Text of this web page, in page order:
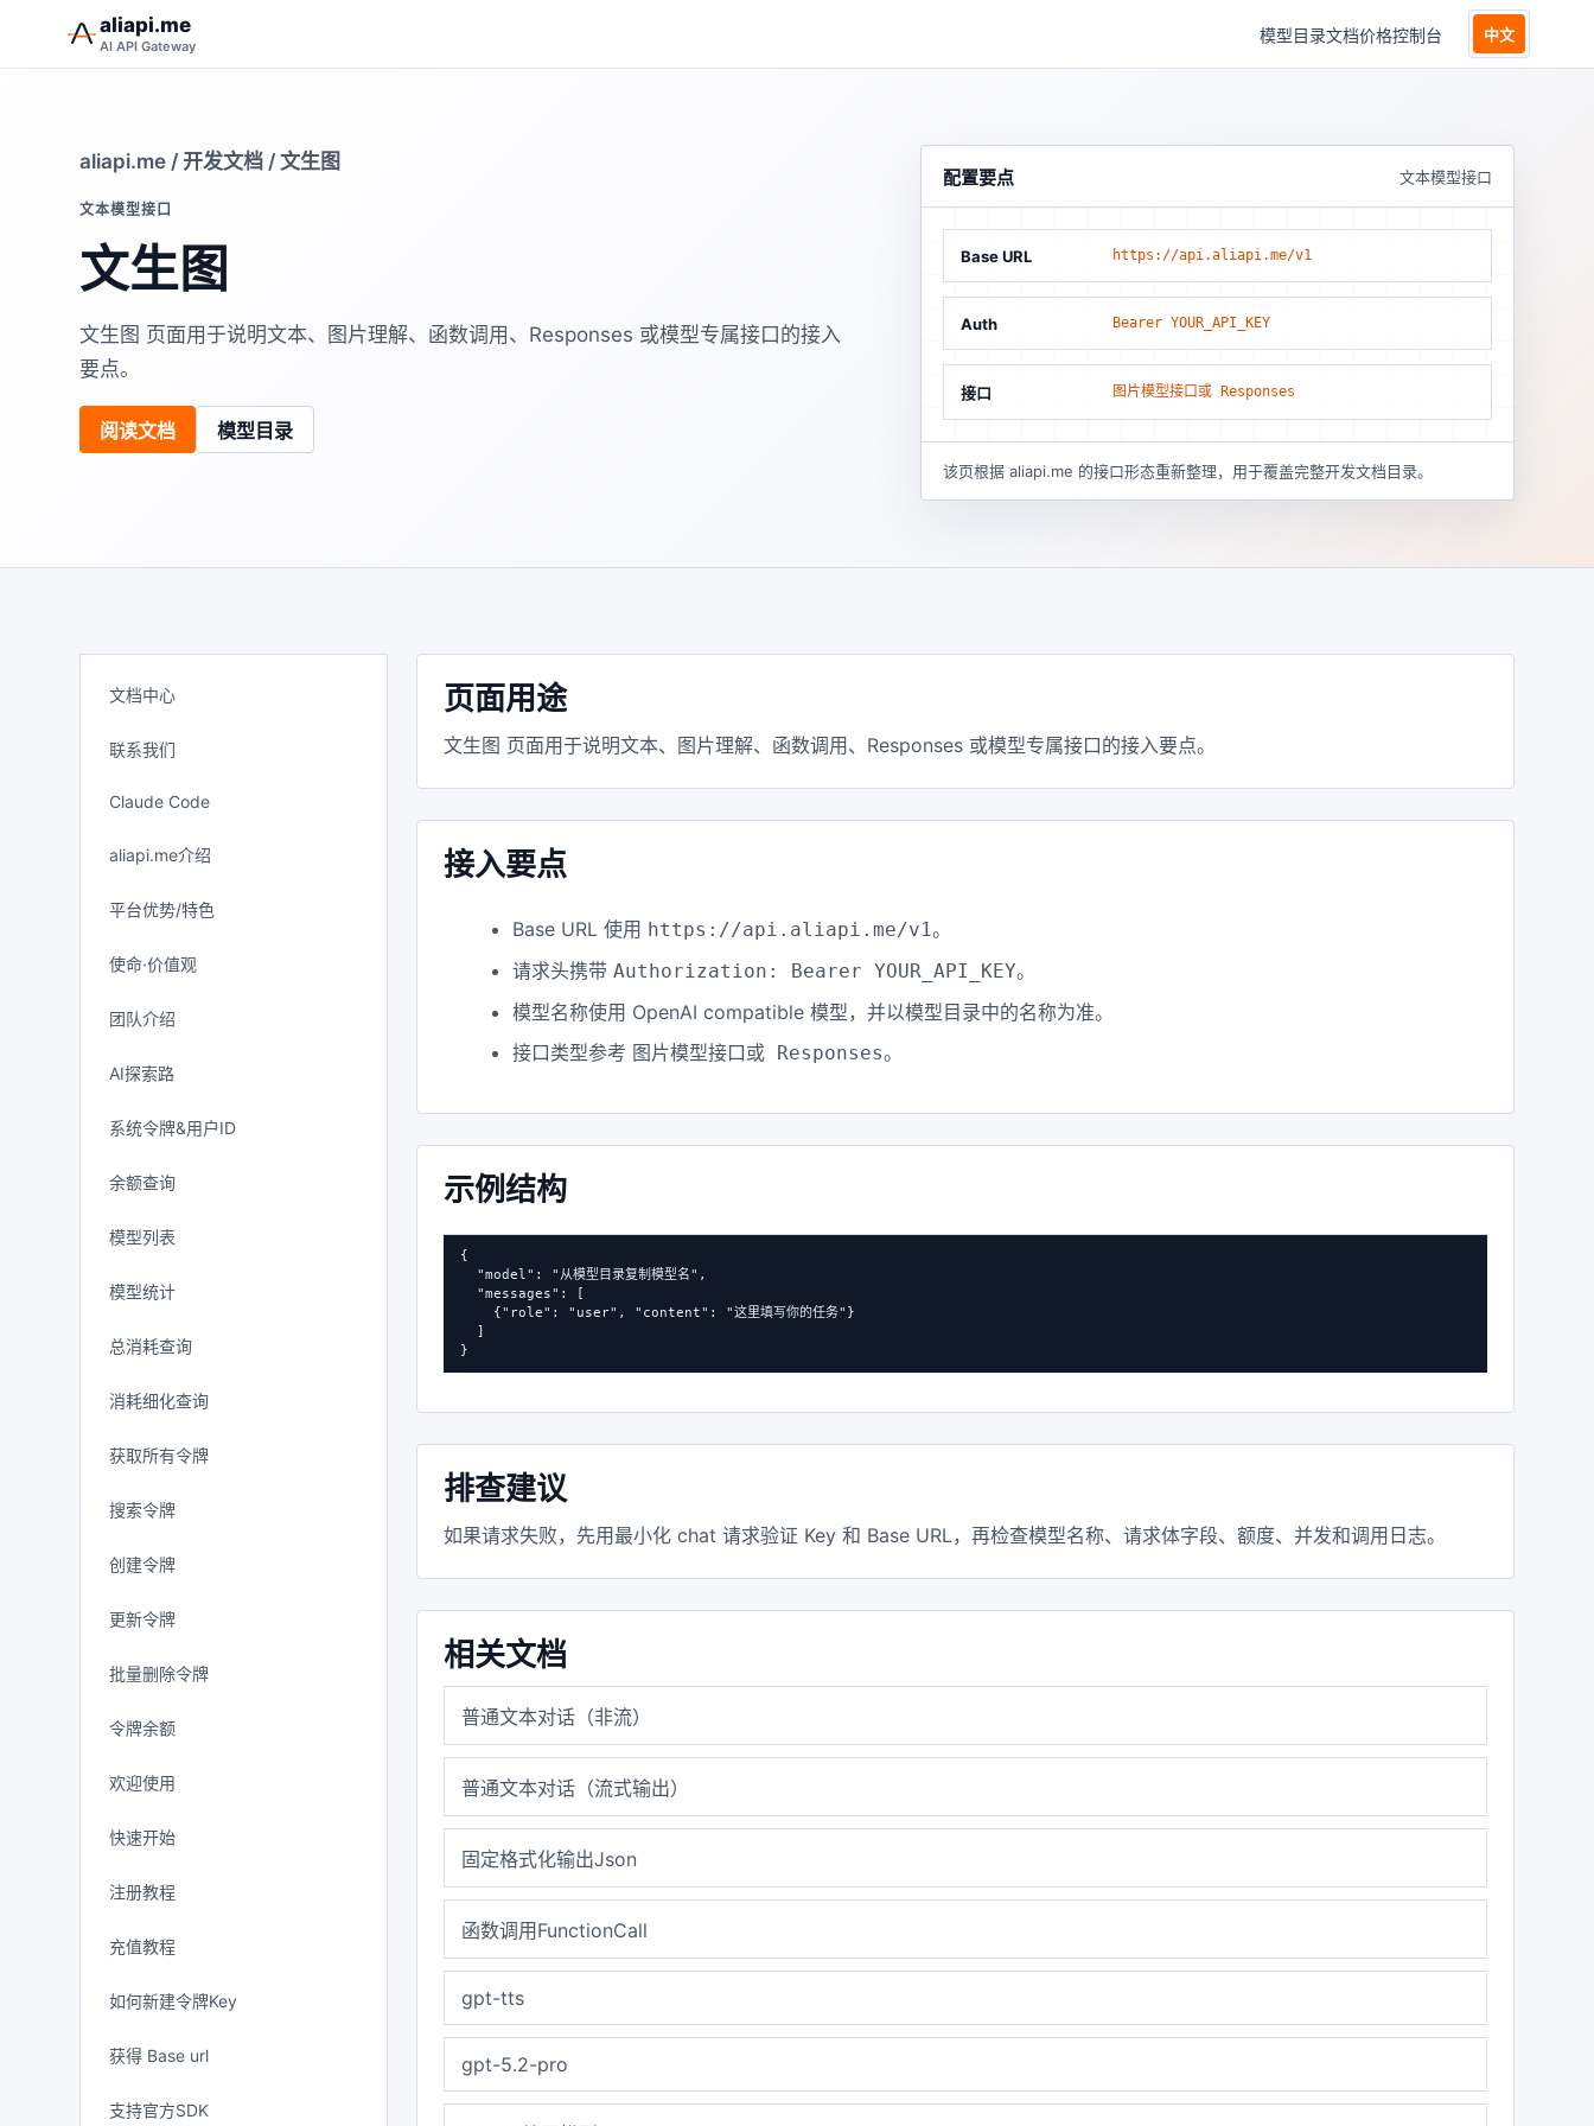
aliapi.me
AI API Gateway
模型目录文档价格控制台 中文
aliapi.me / 开发文档 / 文生图
文本模型接口
文生图
文生图 页面用于说明文本、图片理解、函数调用、Responses 或模型专属接口的接入
要点。
阅读文档 模型目录
配置要点 文本模型接口
Base URL https://api.aliapi.me/v1
Auth Bearer YOUR_API_KEY
接口 图片模型接口或 Responses
该页根据 aliapi.me 的接口形态重新整理，用于覆盖完整开发文档目录。
文档中心
联系我们
Claude Code
aliapi.me介绍
平台优势/特色
使命·价值观
团队介绍
AI探索路
系统令牌&用户ID
余额查询
模型列表
模型统计
总消耗查询
消耗细化查询
获取所有令牌
搜索令牌
创建令牌
更新令牌
批量删除令牌
令牌余额
欢迎使用
快速开始
注册教程
充值教程
如何新建令牌Key
获得 Base url
支持官方SDK
页面用途
文生图 页面用于说明文本、图片理解、函数调用、Responses 或模型专属接口的接入要点。
接入要点
Base URL 使用 https://api.aliapi.me/v1。
请求头携带Authorization: Bearer YOUR_API_KEY。
模型名称使用 OpenAI compatible 模型，并以模型目录中的名称为准。
接口类型参考 图片模型接口或 Responses。
示例结构
{
  "model": "从模型目录复制模型名",
  "messages": [
    {"role": "user", "content": "这里填写你的任务"}
  ]
}
排查建议
如果请求失败，先用最小化 chat 请求验证 Key 和 Base URL，再检查模型名称、请求体字段、额度、并发和调用日志。
相关文档
普通文本对话（非流）
普通文本对话（流式输出）
固定格式化输出Json
函数调用FunctionCall
gpt-tts
gpt-5.2-pro